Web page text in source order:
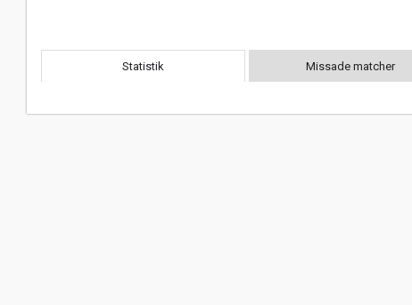
Statistik Missade matcher